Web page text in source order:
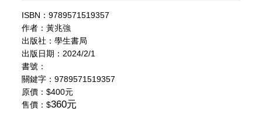
ISBN：9789571519357
作者：黃兆強
出版社：學生書局
出版日期：2024/2/1
書號：
關鍵字：9789571519357
原價：$400元
售價：$360元